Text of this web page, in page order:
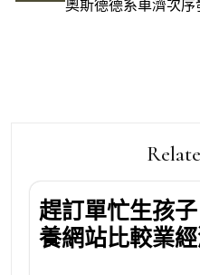
奧斯德德系車濟次
趕訂單忙生孩
養網站比較業